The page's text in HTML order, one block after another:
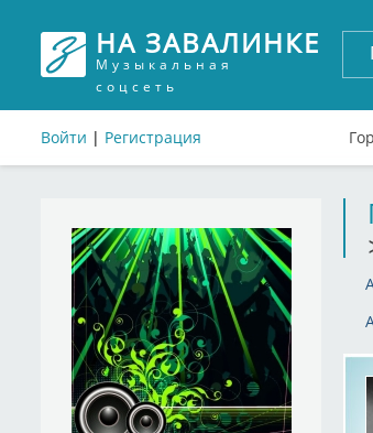
НА ЗАВАЛИНКЕ
Музыкальная
соцсеть
Войти | Регистрация